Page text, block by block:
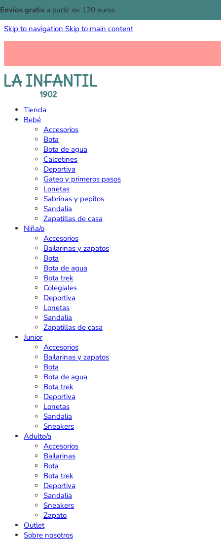
Skip to navigation Skip to main content
Envíos gratis a partir de 120 euros
Tienda
Bebé
Accesorios
Bota
Bota de agua
Calcetines
Deportiva
Gateo y primeros pasos
Lonetas
Sabrinas y pepitos
Sandalia
Zapatillas de casa
Niña/o
Accesorios
Bailarinas y zapatos
Bota
Bota de agua
Bota trek
Colegiales
Deportiva
Lonetas
Sandalia
Zapatillas de casa
Junior
Accesorios
Bailarinas y zapatos
Bota
Bota de agua
Bota trek
Deportiva
Lonetas
Sandalia
Sneakers
Adulto/a
Accesorios
Bailarinas
Bota
Bota trek
Deportiva
Sandalia
Sneakers
Zapato
Outlet
Sobre nosotros